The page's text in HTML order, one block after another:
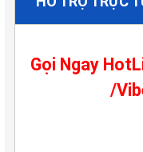
Gọi Ngay
/